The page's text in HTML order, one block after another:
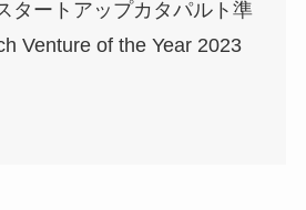
タートアップカタパルト準
Venture of the Year 2023